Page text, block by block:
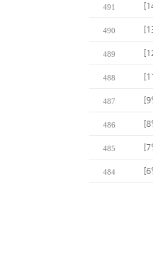
491
490
489
488
487 [9
486 [8
485 [7
484 [6